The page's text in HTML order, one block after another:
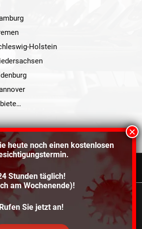
Holstein
Team Nord, All Rights Reserved.
Service Team Nord
Impressum Datenschutz
heute noch einen kostenlosen
Stunden täglich!
am Wochenende)!
Rufen Sie jetzt an!
um dir die bestmögliche
Website zu bieten.
kannst du erfahren, welche Cookies